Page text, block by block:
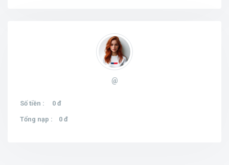
@
Số tiền : 0 đ
Tổng nạp : 0 đ